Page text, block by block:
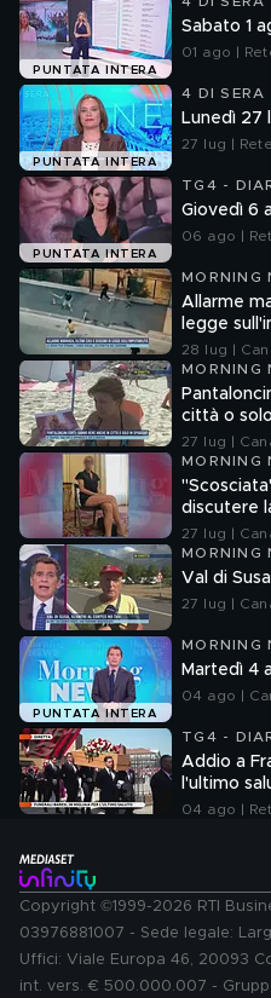
PUNTATA INTERA
Sabato 1
01 ago |
PUNTATA INTERA
4 DI SERA
Lunedì 27
27 lug |
PUNTATA INTERA
TG4 -
Giovedì 6
06 ago |
MORNING
Allarme
legge
28 lug |
MORNING
città o
27 lug |
MORNING
discutere
27 lug |
MORNING
Val di
27 lug |
PUNTATA INTERA
MORNING
Martedì 4
04 ago |
TG4 -
Addio a
l'ultimo
04 ago |
Copyright ©1999-2026 RTI
03976881007 - Sede legale:
Uffici: Viale Europa 46, 20093
int. vers. € 500.000.007 -